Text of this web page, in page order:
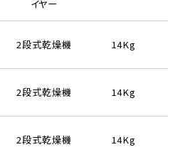
イヤー
2段式乾燥機 14Kg
2段式乾燥機 14Kg
2段式乾燥機 14Kg